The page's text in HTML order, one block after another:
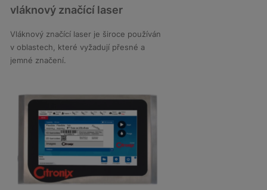
DETAIL
vláknový značící laser
Vláknový značící laser je široce používán
v oblastech, které vyžadují přesné a
jemné značení.